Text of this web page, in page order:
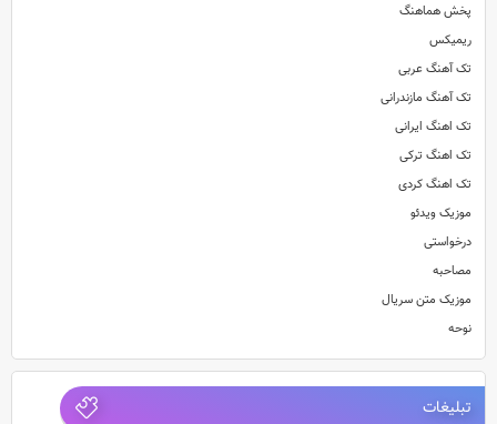
پخش هماهنگ
ریمیکس
تک آهنگ عربی
تک آهنگ مازندرانی
تک اهنگ ایرانی
تک اهنگ ترکی
تک اهنگ کردی
موزیک ویدئو
درخواستی
مصاحبه
موزیک متن سریال
نوحه
تبلیغات